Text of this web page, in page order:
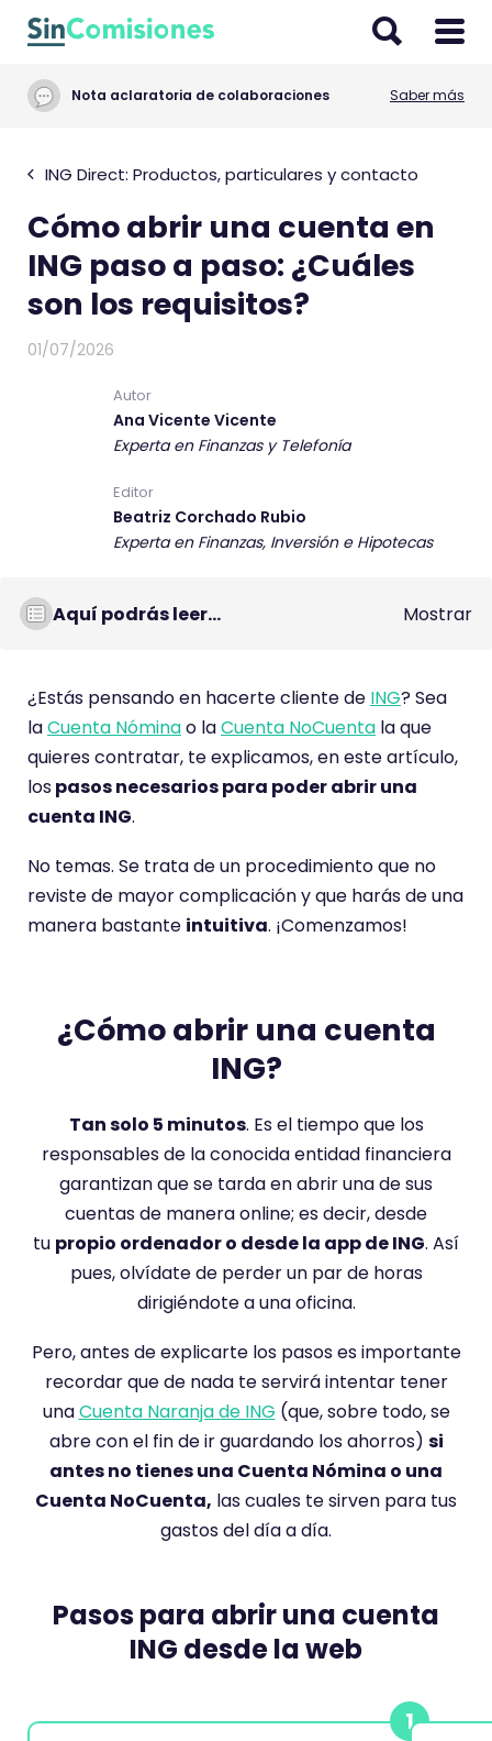
Nota aclaratoria de colaboraciones Saber más
ING Direct: Productos, particulares y contacto
Cómo abrir una cuenta en
ING paso a paso: ¿Cuáles
son los requisitos?
01/07/2026
Autor
Ana Vicente Vicente
Experta en Finanzas y Telefonía
Editor
Beatriz Corchado Rubio
Experta en Finanzas, Inversión e Hipotecas
Aquí podrás leer... Mostrar
¿Estás pensando en hacerte cliente de ING? Sea
laCuenta Nóminao laCuenta NoCuenta la que
quieres contratar, te explicamos, en este artículo,
lospasos necesarios para poder abrir una
cuenta ING.
No temas. Se trata de un procedimiento que no
reviste de mayor complicación y que harás de una
manera bastante intuitiva. ¡Comenzamos!
¿Cómo abrir una cuenta
ING?
Tan solo 5 minutos. Es el tiempo que los
responsables de la conocida entidad financiera
garantizan que se tarda en abrir una de sus
cuentas de manera online; es decir, desde
tu propio ordenador o desde la app de ING. Así
pues, olvídate de perder un par de horas
dirigiéndote a una oficina.
Pero, antes de explicarte los pasos es importante
recordar que de nada te servirá intentar tener
unaCuenta Naranja de ING (que, sobre todo, se
abre con el fin de ir guardando los ahorros) si
antes no tienes una Cuenta Nómina o una
Cuenta NoCuenta, las cuales te sirven para tus
gastos del día a día.
Pasos para abrir una cuenta
ING desde la web